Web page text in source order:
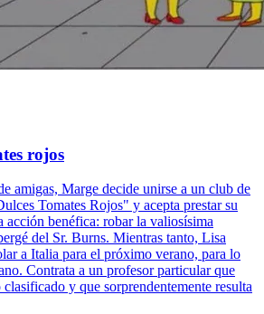
rojos
amigas, Marge decide unirse a un club de
Tomates Rojos" y acepta prestar su
acción benéfica: robar la valiosísima
del Sr. Burns. Mientras tanto, Lisa
a Italia para el próximo verano, para lo
Contrata a un profesor particular que
y que sorprendentemente resulta